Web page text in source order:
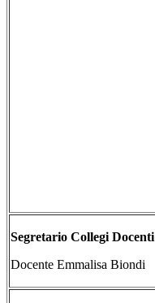
Segretario Collegi Docenti
Docente Emmalisa Biondi